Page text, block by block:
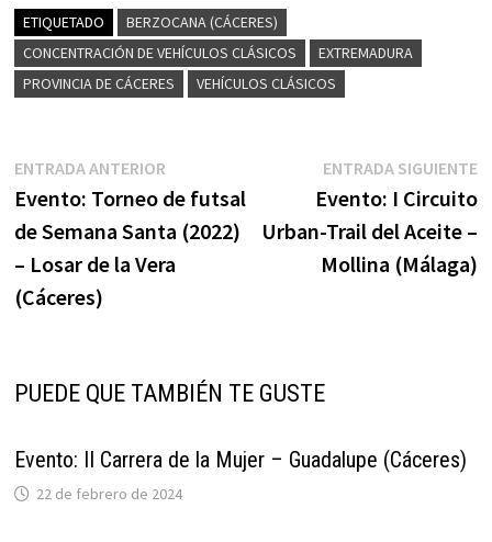
ETIQUETADO
BERZOCANA (CÁCERES)
CONCENTRACIÓN DE VEHÍCULOS CLÁSICOS
EXTREMADURA
PROVINCIA DE CÁCERES
VEHÍCULOS CLÁSICOS
Navegación
de
entradas
ENTRADA ANTERIOREntrada
anterior:
Evento: Torneo de futsal
de Semana Santa (2022)
– Losar de la Vera
(Cáceres)
ENTRADA SIGUIENTE
Evento: I Circuito
Urban-Trail del Aceite –
Mollina (Málaga)
PUEDE QUE TAMBIÉN TE GUSTE
Evento: II Carrera de la Mujer – Guadalupe (Cáceres)
22 de febrero de 2024